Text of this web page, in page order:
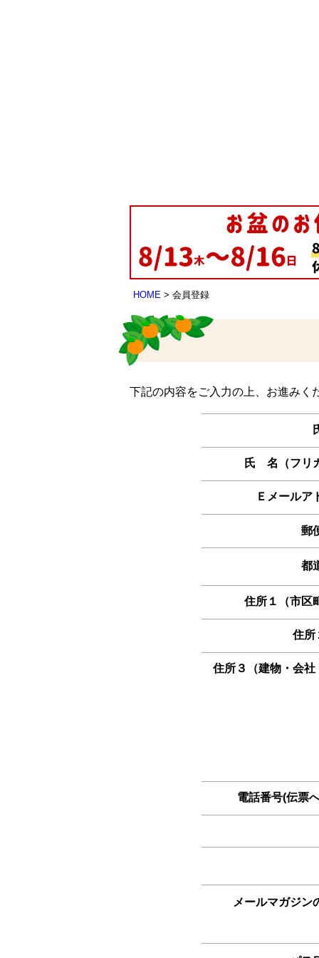
HOME 会員登録
下記の内容をご入力の上、お進みく
氏 名（フリ
Ｅメールア
郵
都
住所１（市区
住所
住所３（建物・会社
電話番号(伝票
メールマガジン